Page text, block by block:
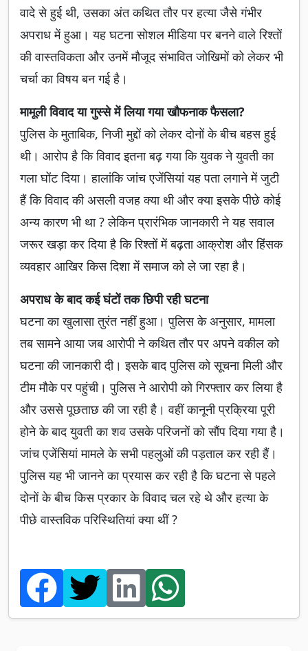
वादे से हुई थी, उसका अंत कथित तौर पर हत्या जैसे गंभीर
अपराध में हुआ। यह घटना सोशल मीडिया पर बनने वाले रिश्तों
की वास्तविकता और उनमें मौजूद संभावित जोखिमों को लेकर भी
चर्चा का विषय बन गई है।
मामूली विवाद या गुस्से में लिया गया खौफनाक फैसला?
पुलिस के मुताबिक, निजी मुद्दों को लेकर दोनों के बीच बहस हुई
थी। आरोप है कि विवाद इतना बढ़ गया कि युवक ने युवती का
गला घोंट दिया। हालांकि जांच एजेंसियां यह पता लगाने में जुटी
हैं कि विवाद की असली वजह क्या थी और क्या इसके पीछे कोई
अन्य कारण भी था ? लेकिन प्रारंभिक जानकारी ने यह सवाल
जरूर खड़ा कर दिया है कि रिश्तों में बढ़ता आक्रोश और हिंसक
व्यवहार आखिर किस दिशा में समाज को ले जा रहा है।
अपराध के बाद कई घंटों तक छिपी रही घटना
घटना का खुलासा तुरंत नहीं हुआ। पुलिस के अनुसार, मामला
तब सामने आया जब आरोपी ने कथित तौर पर अपने वकील को
घटना की जानकारी दी। इसके बाद पुलिस को सूचना मिली और
टीम मौके पर पहुंची। पुलिस ने आरोपी को गिरफ्तार कर लिया है
और उससे पूछताछ की जा रही है। वहीं कानूनी प्रक्रिया पूरी
होने के बाद युवती का शव उसके परिजनों को सौंप दिया गया है।
जांच एजेंसियां मामले के सभी पहलुओं की पड़ताल कर रही हैं।
पुलिस यह भी जानने का प्रयास कर रही है कि घटना से पहले
दोनों के बीच किस प्रकार के विवाद चल रहे थे और हत्या के
पीछे वास्तविक परिस्थितियां क्या थीं ?